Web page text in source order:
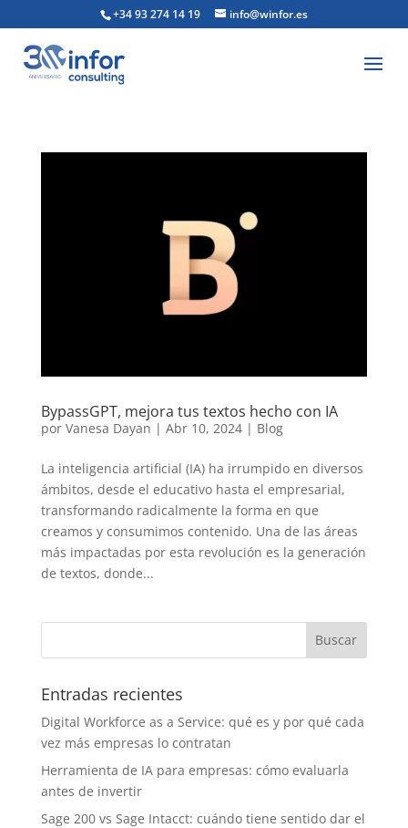
+34 93 274 14 19 info@winfor.es
BypassGPT, mejora tus textos hecho con IA
por Vanesa Dayan | Abr 10, 2024| Blog
La inteligencia artificial (IA) ha irrumpido en diversos
ámbitos, desde el educativo hasta el empresarial,
transformando radicalmente la forma en que
creamos y consumimos contenido. Una de las áreas
más impactadas por esta revolución es la generación
de textos, donde...
Entradas recientes
Digital Workforce as a Service: qué es y por qué cada
vez más empresas lo contratan
Herramienta de IA para empresas: cómo evaluarla
antes de invertir
Sage 200 vs Sage Intacct: cuándo tiene sentido dar el